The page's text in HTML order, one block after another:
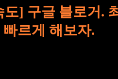
도] 구글 블로거.
르게 해보자.